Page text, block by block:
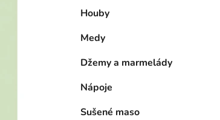
Houby
Medy
Džemy a marmelády
Nápoje
Sušené maso